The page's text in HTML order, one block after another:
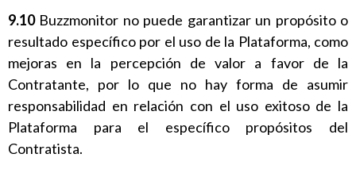
9.10 Buzzmonitor no puede garantizar un propósito o
resultado específico por el uso de la Plataforma, como
mejoras en la percepción de valor a favor de la
Contratante, por lo que no hay forma de asumir
responsabilidad en relación con el uso exitoso de la
Plataforma para el específico propósitos del
Contratista.